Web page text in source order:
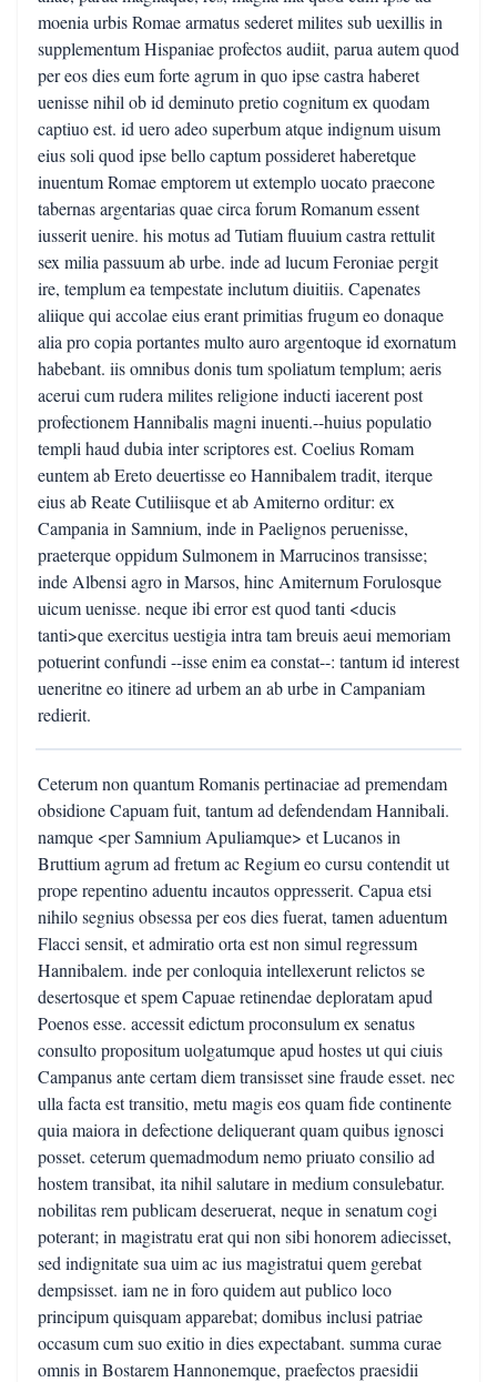
moenia urbis Romae armatus sederet milites sub uexillis in
supplementum Hispaniae profectos audiit, parua autem quod
per eos dies eum forte agrum in quo ipse castra haberet
uenisse nihil ob id deminuto pretio cognitum ex quodam
captiuo est. id uero adeo superbum atque indignum uisum
eius soli quod ipse bello captum possideret haberetque
inuentum Romae emptorem ut extemplo uocato praecone
tabernas argentarias quae circa forum Romanum essent
iusserit uenire. his motus ad Tutiam fluuium castra rettulit
sex milia passuum ab urbe. inde ad lucum Feroniae pergit
ire, templum ea tempestate inclutum diuitiis. Capenates
aliique qui accolae eius erant primitias frugum eo donaque
alia pro copia portantes multo auro argentoque id exornatum
habebant. iis omnibus donis tum spoliatum templum; aeris
acerui cum rudera milites religione inducti iacerent post
profectionem Hannibalis magni inuenti.--huius populatio
templi haud dubia inter scriptores est. Coelius Romam
euntem ab Ereto deuertisse eo Hannibalem tradit, iterque
eius ab Reate Cutiliisque et ab Amiterno orditur: ex
Campania in Samnium, inde in Paelignos peruenisse,
praeterque oppidum Sulmonem in Marrucinos transisse;
inde Albensi agro in Marsos, hinc Amiternum Forulosque
uicum uenisse. neque ibi error est quod tanti <ducis
tanti>que exercitus uestigia intra tam breuis aeui memoriam
potuerint confundi --isse enim ea constat--: tantum id interest
ueneritne eo itinere ad urbem an ab urbe in Campaniam
redierit.
Ceterum non quantum Romanis pertinaciae ad premendam
obsidione Capuam fuit, tantum ad defendendam Hannibali.
namque <per Samnium Apuliamque> et Lucanos in
Bruttium agrum ad fretum ac Regium eo cursu contendit ut
prope repentino aduentu incautos oppresserit. Capua etsi
nihilo segnius obsessa per eos dies fuerat, tamen aduentum
Flacci sensit, et admiratio orta est non simul regressum
Hannibalem. inde per conloquia intellexerunt relictos se
desertosque et spem Capuae retinendae deploratam apud
Poenos esse. accessit edictum proconsulum ex senatus
consulto propositum uolgatumque apud hostes ut qui ciuis
Campanus ante certam diem transisset sine fraude esset. nec
ulla facta est transitio, metu magis eos quam fide continente
quia maiora in defectione deliquerant quam quibus ignosci
posset. ceterum quemadmodum nemo priuato consilio ad
hostem transibat, ita nihil salutare in medium consulebatur.
nobilitas rem publicam deseruerat, neque in senatum cogi
poterant; in magistratu erat qui non sibi honorem adiecisset,
sed indignitate sua uim ac ius magistratui quem gerebat
dempsisset. iam ne in foro quidem aut publico loco
principum quisquam apparebat; domibus inclusi patriae
occasum cum suo exitio in dies expectabant. summa curae
omnis in Bostarem Hannonemque, praefectos praesidii